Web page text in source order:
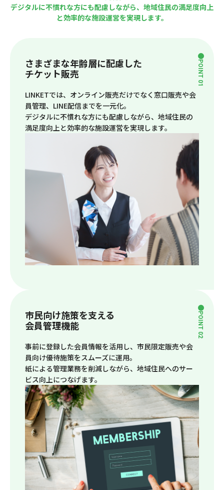
デジタルに不慣れな方にも配慮しながら、地域住民の満足度向上
と効率的な施設運営を実現します。
さまざまな年齢層に配慮した
チケット販売
LINKETでは、オンライン販売だけでなく窓口販売や会
員管理、LINE配信までを一元化。
デジタルに不慣れな方にも配慮しながら、地域住民の
満足度向上と効率的な施設運営を実現します。
POINT 01
市民向け施策を支える
会員管理機能
事前に登録した会員情報を活用し、市民限定販売や会
員向け優待施策をスムーズに運用。
紙による管理業務を削減しながら、地域住民へのサー
ビス向上につなげます。
POINT 02